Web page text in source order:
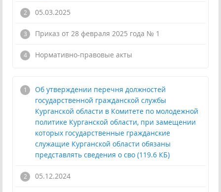
05.03.2025
Приказ от 28 февраля 2025 года № 1
Нормативно-правовые акты
Об утверждении перечня должностей
государственной гражданской службы
Курганской области в Комитете по молодежной
политике Курганской области, при замещении
которых государственные гражданские
служащие Курганской области обязаны
представлять сведения о сво (119.6 КБ)
05.12.2024